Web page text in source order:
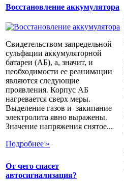
Восстановление аккумулятора
Свидетельством запредельной
сульфации аккумуляторной
батареи (АБ), а, значит, и
необходимости ее реанимации
являются следующие
проявления. Корпус АБ
нагревается сверх меры.
Выделение газов и закипание
электролита явно выражены.
Значение напряжения снятое...
Подробнее »
От чего спасет
автосигнализация?